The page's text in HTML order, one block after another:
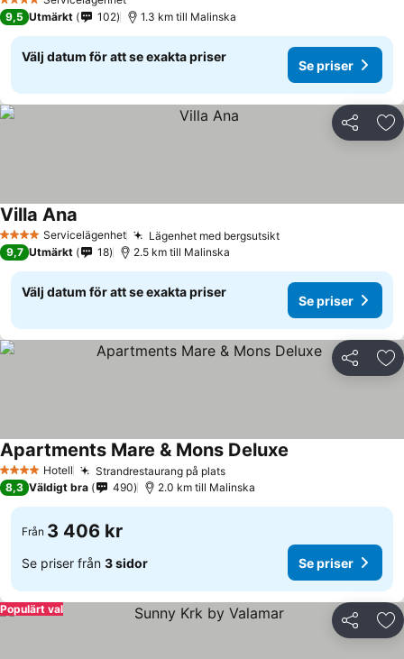
4 Stjärnor
9,5 Utmärkt 102 1.3 km till Malinska
Välj datum för att se exakta priser
Se priser
Dela
4 StjärnorServicelägenhet Lägenhet med bergsutsikt
Villa Ana
9,7 Utmärkt 18 2.5 km till Malinska
Välj datum för att se exakta priser
Se priser
Dela
4 StjärnorHotell Strandrestaurang på plats
Apartments Mare & Mons Deluxe
8,3 Väldigt bra 490 2.0 km till Malinska
Från 3 406 kr
Se priser från 3 sidor Se priser
Dela
Populärt val